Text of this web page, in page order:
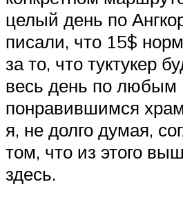
целый день по
писали, что 15$
за то, что туктукер
весь день по любым
понравившимся
я, не долго думая,
том, что из этого
здесь.